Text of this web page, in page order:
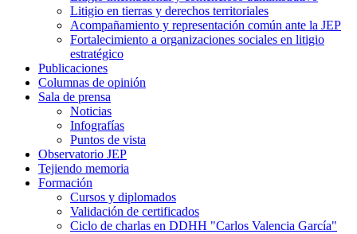
Litigio en tierras y derechos territoriales
Acompañamiento y representación común ante la JEP
Fortalecimiento a organizaciones sociales en litigio
estratégico
Publicaciones
Columnas de opinión
Sala de prensa
Noticias
Infografías
Puntos de vista
Observatorio JEP
Tejiendo memoria
Formación
Cursos y diplomados
Validación de certificados
Ciclo de charlas en DDHH "Carlos Valencia García"